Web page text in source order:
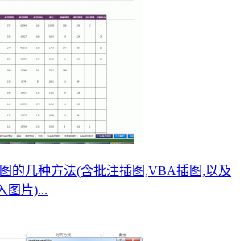
的几种方法(含批注插图,VBA插图,以及
图片)...